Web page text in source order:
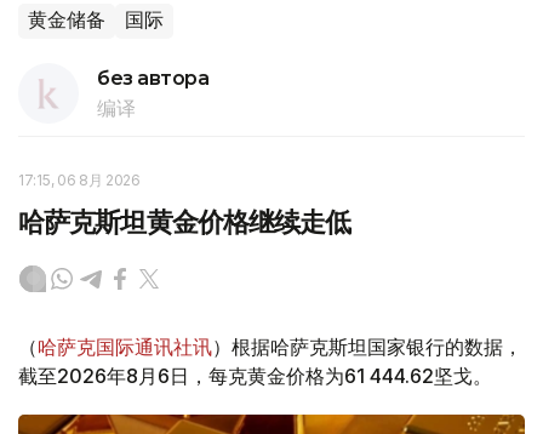
黄金储备 国际
без автора
编译
17:15, 06 8月 2026
哈萨克斯坦黄金价格继续走低
（哈萨克国际通讯社讯）根据哈萨克斯坦国家银行的数据，
截至2026年8月6日，每克黄金价格为61 444.62坚戈。